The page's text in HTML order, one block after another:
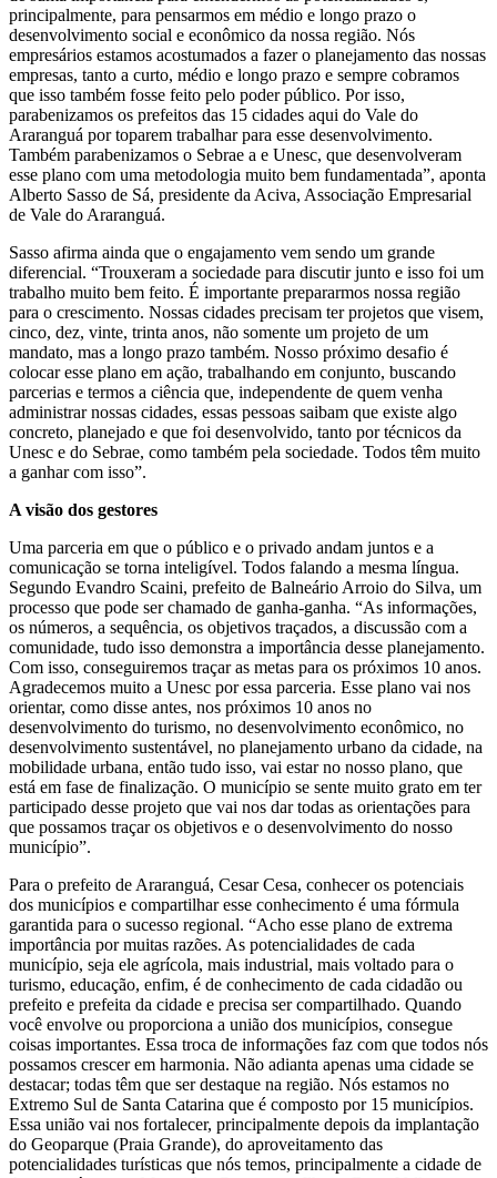
principalmente, para pensarmos em médio e longo prazo o
desenvolvimento social e econômico da nossa região. Nós
empresários estamos acostumados a fazer o planejamento das nossas
empresas, tanto a curto, médio e longo prazo e sempre cobramos
que isso também fosse feito pelo poder público. Por isso,
parabenizamos os prefeitos das 15 cidades aqui do Vale do
Araranguá por toparem trabalhar para esse desenvolvimento.
Também parabenizamos o Sebrae a e Unesc, que desenvolveram
esse plano com uma metodologia muito bem fundamentada”, aponta
Alberto Sasso de Sá, presidente da Aciva, Associação Empresarial
de Vale do Araranguá.
Sasso afirma ainda que o engajamento vem sendo um grande
diferencial. “Trouxeram a sociedade para discutir junto e isso foi um
trabalho muito bem feito. É importante prepararmos nossa região
para o crescimento. Nossas cidades precisam ter projetos que visem,
cinco, dez, vinte, trinta anos, não somente um projeto de um
mandato, mas a longo prazo também. Nosso próximo desafio é
colocar esse plano em ação, trabalhando em conjunto, buscando
parcerias e termos a ciência que, independente de quem venha
administrar nossas cidades, essas pessoas saibam que existe algo
concreto, planejado e que foi desenvolvido, tanto por técnicos da
Unesc e do Sebrae, como também pela sociedade. Todos têm muito
a ganhar com isso”.
A visão dos gestores
Uma parceria em que o público e o privado andam juntos e a
comunicação se torna inteligível. Todos falando a mesma língua.
Segundo Evandro Scaini, prefeito de Balneário Arroio do Silva, um
processo que pode ser chamado de ganha-ganha. “As informações,
os números, a sequência, os objetivos traçados, a discussão com a
comunidade, tudo isso demonstra a importância desse planejamento.
Com isso, conseguiremos traçar as metas para os próximos 10 anos.
Agradecemos muito a Unesc por essa parceria. Esse plano vai nos
orientar, como disse antes, nos próximos 10 anos no
desenvolvimento do turismo, no desenvolvimento econômico, no
desenvolvimento sustentável, no planejamento urbano da cidade, na
mobilidade urbana, então tudo isso, vai estar no nosso plano, que
está em fase de finalização. O município se sente muito grato em ter
participado desse projeto que vai nos dar todas as orientações para
que possamos traçar os objetivos e o desenvolvimento do nosso
município”.
Para o prefeito de Araranguá, Cesar Cesa, conhecer os potenciais
dos municípios e compartilhar esse conhecimento é uma fórmula
garantida para o sucesso regional. “Acho esse plano de extrema
importância por muitas razões. As potencialidades de cada
município, seja ele agrícola, mais industrial, mais voltado para o
turismo, educação, enfim, é de conhecimento de cada cidadão ou
prefeito e prefeita da cidade e precisa ser compartilhado. Quando
você envolve ou proporciona a união dos municípios, consegue
coisas importantes. Essa troca de informações faz com que todos nós
possamos crescer em harmonia. Não adianta apenas uma cidade se
destacar; todas têm que ser destaque na região. Nós estamos no
Extremo Sul de Santa Catarina que é composto por 15 municípios.
Essa união vai nos fortalecer, principalmente depois da implantação
do Geoparque (Praia Grande), do aproveitamento das
potencialidades turísticas que nós temos, principalmente a cidade de